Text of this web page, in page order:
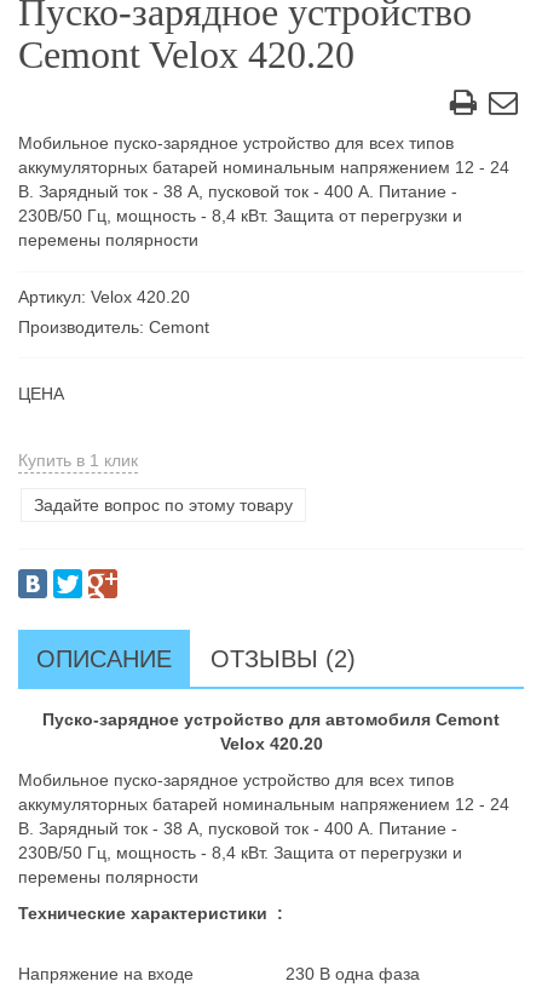
Пуско-зарядное устройство
Cemont Velox 420.20
Мобильное пуско-зарядное устройство для всех типов
аккумуляторных батарей номинальным напряжением 12 - 24
В. Зарядный ток - 38 А, пусковой ток - 400 А. Питание -
230В/50 Гц, мощность - 8,4 кВт. Защита от перегрузки и
перемены полярности
Артикул: Velox 420.20
Производитель: Cemont
ЦЕНА
Купить в 1 клик
Задайте вопрос по этому товару
ОПИСАНИЕ ОТЗЫВЫ (2)
Пуско-зарядное устройство для автомобиля Cemont
Velox 420.20
Мобильное пуско-зарядное устройство для всех типов
аккумуляторных батарей номинальным напряжением 12 - 24
В. Зарядный ток - 38 А, пусковой ток - 400 А. Питание -
230В/50 Гц, мощность - 8,4 кВт. Защита от перегрузки и
перемены полярности
Технические характеристики :
Напряжение на входе 230 В одна фаза